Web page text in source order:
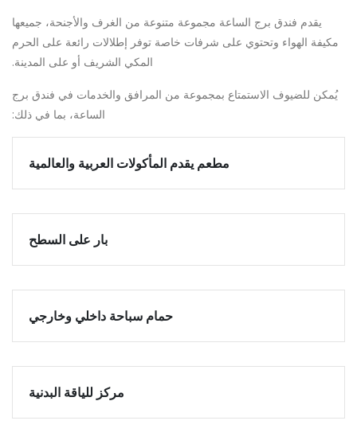
يقدم فندق برج الساعة مجموعة متنوعة من الغرف والأجنحة، جميعها
مكيفة الهواء وتحتوي على شرفات خاصة توفر إطلالات رائعة على الحرم
المكي الشريف أو على المدينة.
يُمكن للضيوف الاستمتاع بمجموعة من المرافق والخدمات في فندق برج
الساعة، بما في ذلك:
مطعم يقدم المأكولات العربية والعالمية
بار على السطح
حمام سباحة داخلي وخارجي
مركز للياقة البدنية